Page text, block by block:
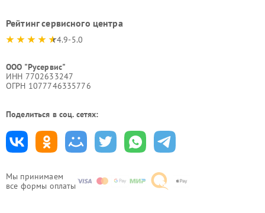
Мы принимаем
все формы оплаты
Рейтинг сервисного центра
4.9-5.0
ООО "Русервис"
ИНН 7702633247
ОГРН 1077746335776
Поделиться в соц. сетях: